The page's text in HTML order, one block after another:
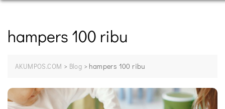
hampers 100 ribu
AKUMPOS.COM > Blog > hampers 100 ribu